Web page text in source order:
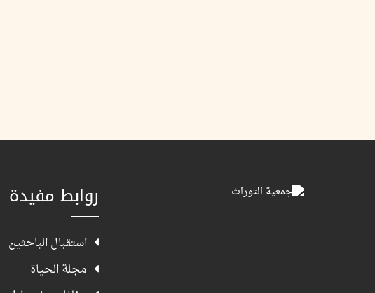
روابط مفيدة
استقبال الباحثين
مجلة الحياة